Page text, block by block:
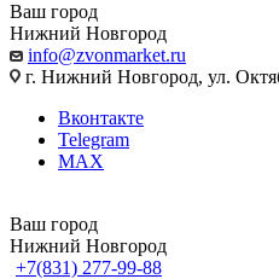
Ваш город
Нижний Новгород
info@zvonmarket.ru
г. Нижний Новгород, ул.
Вконтакте
Telegram
MAX
Ваш город
Нижний Новгород
+7(831) 277-99-88